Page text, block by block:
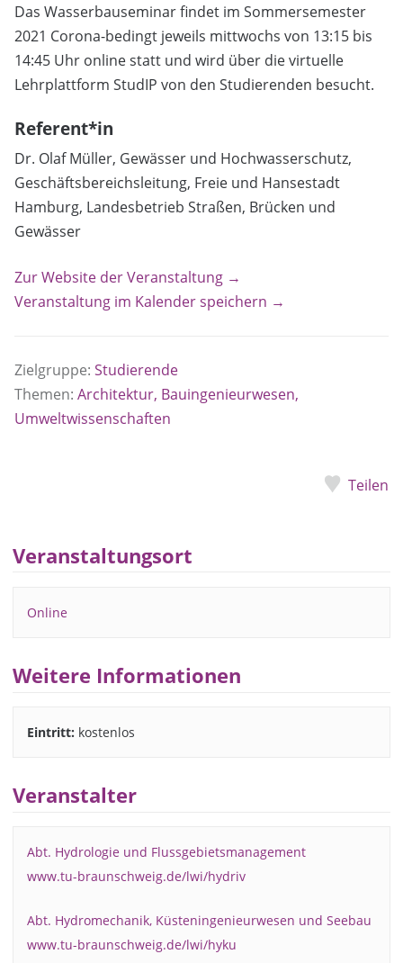
Das Wasserbauseminar findet im Sommersemester
2021 Corona-bedingt jeweils mittwochs von 13:15 bis
14:45 Uhr online statt und wird über die virtuelle
Lehrplattform StudIP von den Studierenden besucht.
Referent*in
Dr. Olaf Müller, Gewässer und Hochwasserschutz,
Geschäftsbereichsleitung, Freie und Hansestadt
Hamburg, Landesbetrieb Straßen, Brücken und
Gewässer
Zur Website der Veranstaltung →
Veranstaltung im Kalender speichern →
Zielgruppe: Studierende
Themen: Architektur, Bauingenieurwesen,
Umweltwissenschaften
Teilen
Veranstaltungsort
Online
Weitere Informationen
Eintritt: kostenlos
Veranstalter
Abt. Hydrologie und Flussgebietsmanagement
www.tu-braunschweig.de/lwi/hydriv
Abt. Hydromechanik, Küsteningenieurwesen und Seebau
www.tu-braunschweig.de/lwi/hyku